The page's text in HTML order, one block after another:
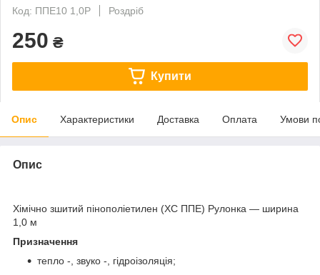
Код: ППЕ10 1,0Р
Роздріб
250 ₴
Купити
Опис Характеристики Доставка Оплата Умови
Опис
Хімічно зшитий пінополіетилен (ХС ППЕ) Рулонка ― ширина
1,0 м
Призначення
тепло -, звуко -, гідроізоляція;